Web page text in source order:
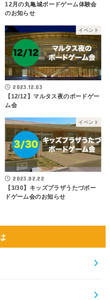
12月の丸亀城ボードゲーム体験会
のお知らせ
イベント
2023.12.03
【12/12】マルタス夜のボードゲー
ム会
イベント
2023.02.22
【3/30】キッズプラザうたづボー
ドゲーム会のお知らせ